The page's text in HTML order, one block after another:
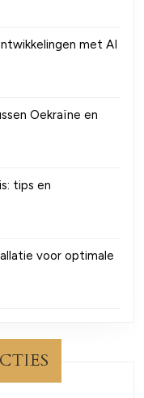
met AI
Oekraïne en
tips en
voor optimale